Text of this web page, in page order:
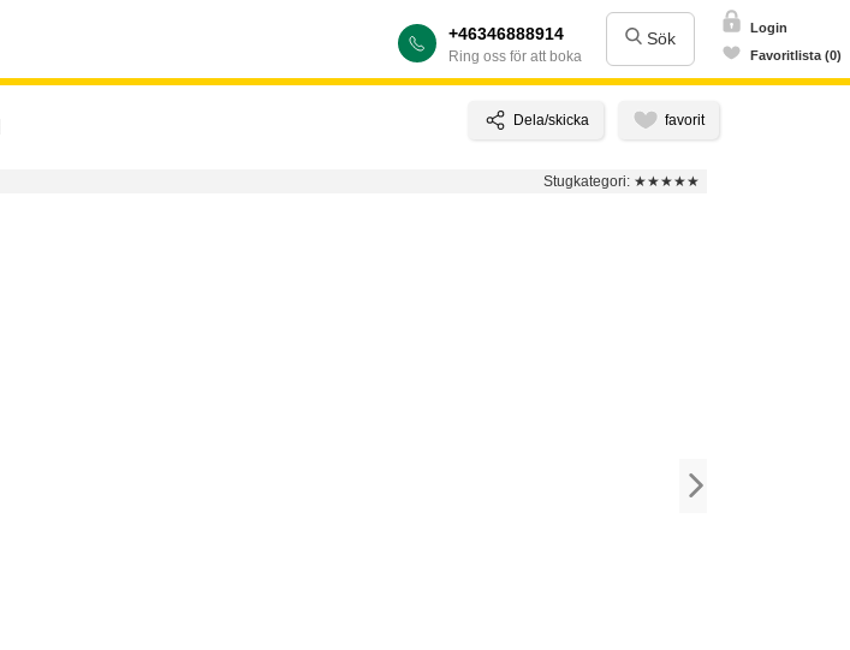
+46346888914
Ring oss för att boka
Sök
Login
Favoritlista (0)
Stugkategori: ★★★★★